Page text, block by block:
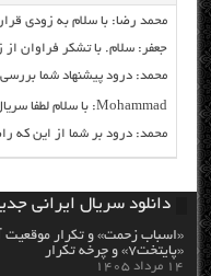
محمد رضا: با سلام به زودی
جعفر: سلام. با تشکر فراوان از
محمد: درود پیشنهاد شما
Mohammad: با سلام لطفا سریال جومونگ را بدون سانس...
محمد: درود بر شما از این که
دانلود سریال ایرانی
«اسباب زحمت» و تکرار موقعیت
«پایتخت۷» و چرخه تکرار
۱۴ مرداد ۱۴۰۵